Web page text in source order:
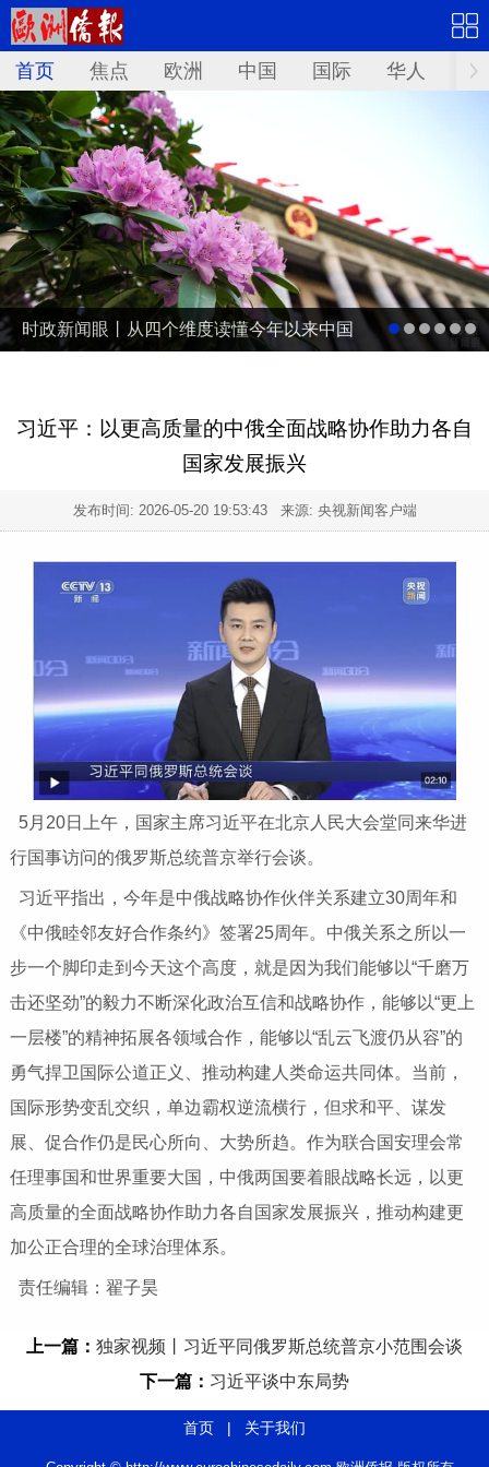
首页 焦点 欧洲 中国 国际 华人 文
时政新闻眼丨从四个维度读懂今年以来中国
习近平：以更高质量的中俄全面战略协作助力各自
国家发展振兴
发布时间: 2026-05-20 19:53:43来源: 央视新闻客户端
5月20日上午，国家主席习近平在北京人民大会堂同来华进
行国事访问的俄罗斯总统普京举行会谈。
习近平指出，今年是中俄战略协作伙伴关系建立30周年和
《中俄睦邻友好合作条约》签署25周年。中俄关系之所以一
步一个脚印走到今天这个高度，就是因为我们能够以“千磨万
击还坚劲”的毅力不断深化政治互信和战略协作，能够以“更上
一层楼”的精神拓展各领域合作，能够以“乱云飞渡仍从容”的
勇气捍卫国际公道正义、推动构建人类命运共同体。当前，
国际形势变乱交织，单边霸权逆流横行，但求和平、谋发
展、促合作仍是民心所向、大势所趋。作为联合国安理会常
任理事国和世界重要大国，中俄两国要着眼战略长远，以更
高质量的全面战略协作助力各自国家发展振兴，推动构建更
加公正合理的全球治理体系。
责任编辑：翟子昊
上一篇： 独家视频丨习近平同俄罗斯总统普京小范围会谈
下一篇： 习近平谈中东局势
首页 | 关于我们